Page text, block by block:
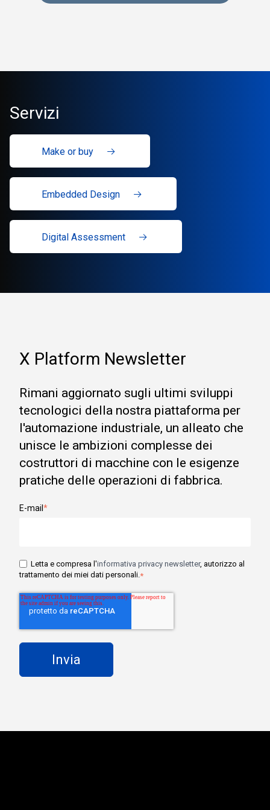
Servizi
Make or buy
Embedded Design
Digital Assessment
X Platform Newsletter
Rimani aggiornato sugli ultimi sviluppi
tecnologici della nostra piattaforma per
l'automazione industriale, un alleato che
unisce le ambizioni complesse dei
costruttori di macchine con le esigenze
pratiche delle operazioni di fabbrica.
E-mail *
Letta e compresa l'informativa privacy newsletter, autorizzo al
trattamento dei miei dati personali.*